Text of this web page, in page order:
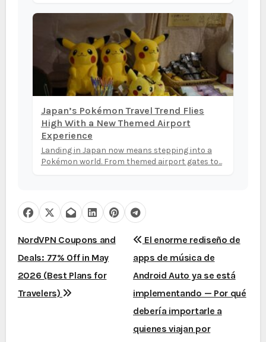
Japan’s Pokémon Travel Trend Flies
High With a New Themed Airport
Experience
Landing in Japan now means stepping into a
Pokémon world. From themed airport gates to...
N
a
v
NordVPN Coupons and
Deals: 77% Off in May
2026 (Best Plans for
Travelers)
El enorme rediseño de
apps de música de
Android Auto ya se está
implementando — Por qué
debería importarle a
quienes viajan por